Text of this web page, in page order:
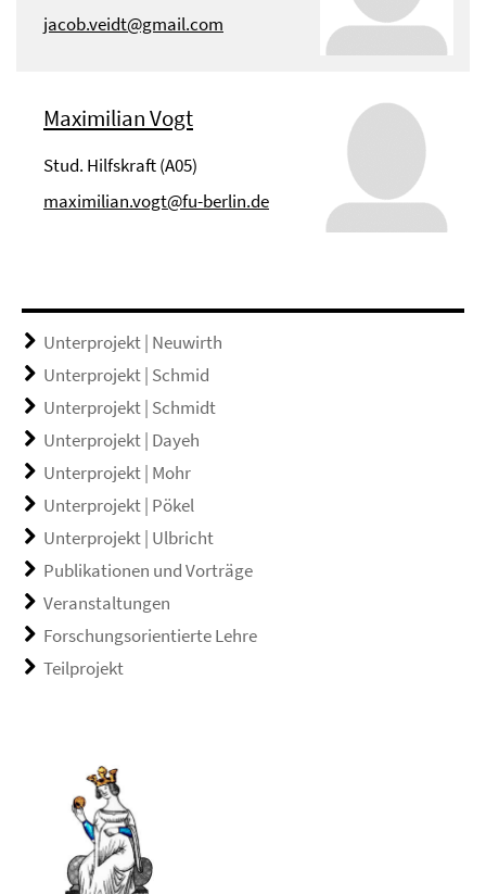
jacob.veidt@gmail.com
Maximilian Vogt
Stud. Hilfskraft (A05)
maximilian.vogt@fu-berlin.de
Unterprojekt | Neuwirth
Unterprojekt | Schmid
Unterprojekt | Schmidt
Unterprojekt | Dayeh
Unterprojekt | Mohr
Unterprojekt | Pökel
Unterprojekt | Ulbricht
Publikationen und Vorträge
Veranstaltungen
Forschungsorientierte Lehre
Teilprojekt